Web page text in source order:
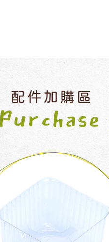
配件加購區